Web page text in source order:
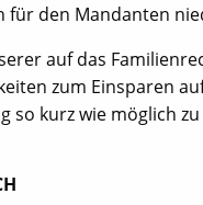
für den Mandanten
auf das
zum Einsparen
so kurz wie möglich